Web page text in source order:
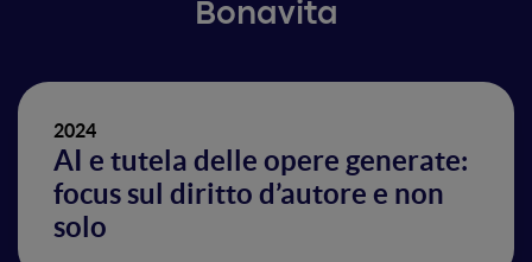
Bonavita
2024
AI e tutela delle opere generate:
focus sul diritto d’autore e non
solo